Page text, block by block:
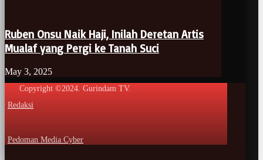
Ruben Onsu Naik Haji, Inilah Deretan Artis
Mualaf yang Pergi ke Tanah Suci
May 3, 2025
Copyright ©2024. Gurindam TV.
Redaksi
Pedoman Media Cyber